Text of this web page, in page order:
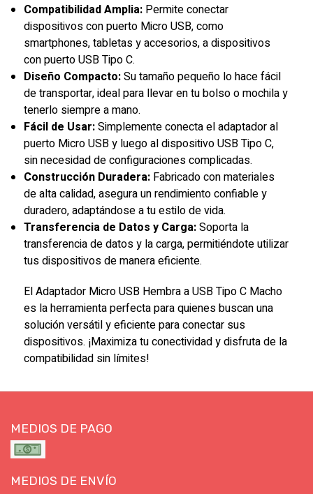
Compatibilidad Amplia:Permite conectar
dispositivos con puerto Micro USB, como
smartphones, tabletas y accesorios, a dispositivos
con puerto USB Tipo C.
Diseño Compacto:Su tamaño pequeño lo hace fácil
de transportar, ideal para llevar en tu bolso o mochila y
tenerlo siempre a mano.
Fácil de Usar:Simplemente conecta el adaptador al
puerto Micro USB y luego al dispositivo USB Tipo C,
sin necesidad de configuraciones complicadas.
Construcción Duradera:Fabricado con materiales
de alta calidad, asegura un rendimiento confiable y
duradero, adaptándose a tu estilo de vida.
Transferencia de Datos y Carga:Soporta la
transferencia de datos y la carga, permitiéndote utilizar
tus dispositivos de manera eficiente.
El Adaptador Micro USB Hembra a USB Tipo C Macho
es la herramienta perfecta para quienes buscan una
solución versátil y eficiente para conectar sus
dispositivos. ¡Maximiza tu conectividad y disfruta de la
compatibilidad sin límites!
MEDIOS DE PAGO
MEDIOS DE ENVÍO